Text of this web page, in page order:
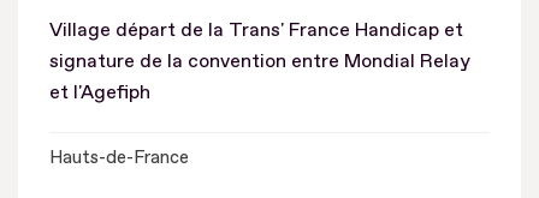
Village départ de la Trans' France Handicap et
signature de la convention entre Mondial Relay
et l'Agefiph
Hauts-de-France